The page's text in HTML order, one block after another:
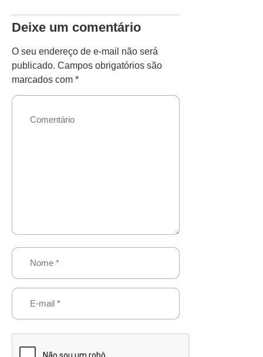
Deixe um comentário
O seu endereço de e-mail não será
publicado. Campos obrigatórios são
marcados com *